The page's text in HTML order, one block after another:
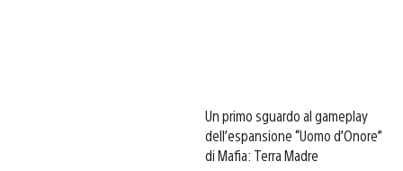
Un primo sguardo al gameplay
dell’espansione “Uomo d’Onore”
di Mafia: Terra Madre